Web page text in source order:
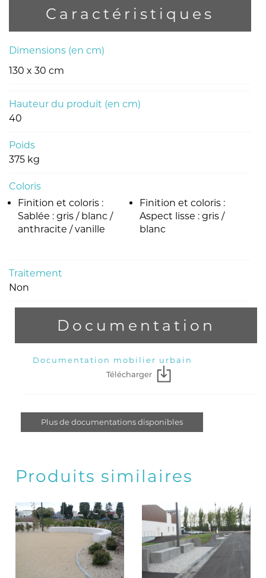
Caractéristiques
Dimensions (en cm)
130 x 30 cm
Hauteur du produit (en cm)
40
Poids
375 kg
Coloris
Finition et coloris :
Sablée : gris / blanc /
anthracite / vanille
Finition et coloris :
Aspect lisse : gris /
blanc
Traitement
Non
Documentation
Documentation mobilier urbain
Télécharger
Plus de documentations disponibles
Produits similaires